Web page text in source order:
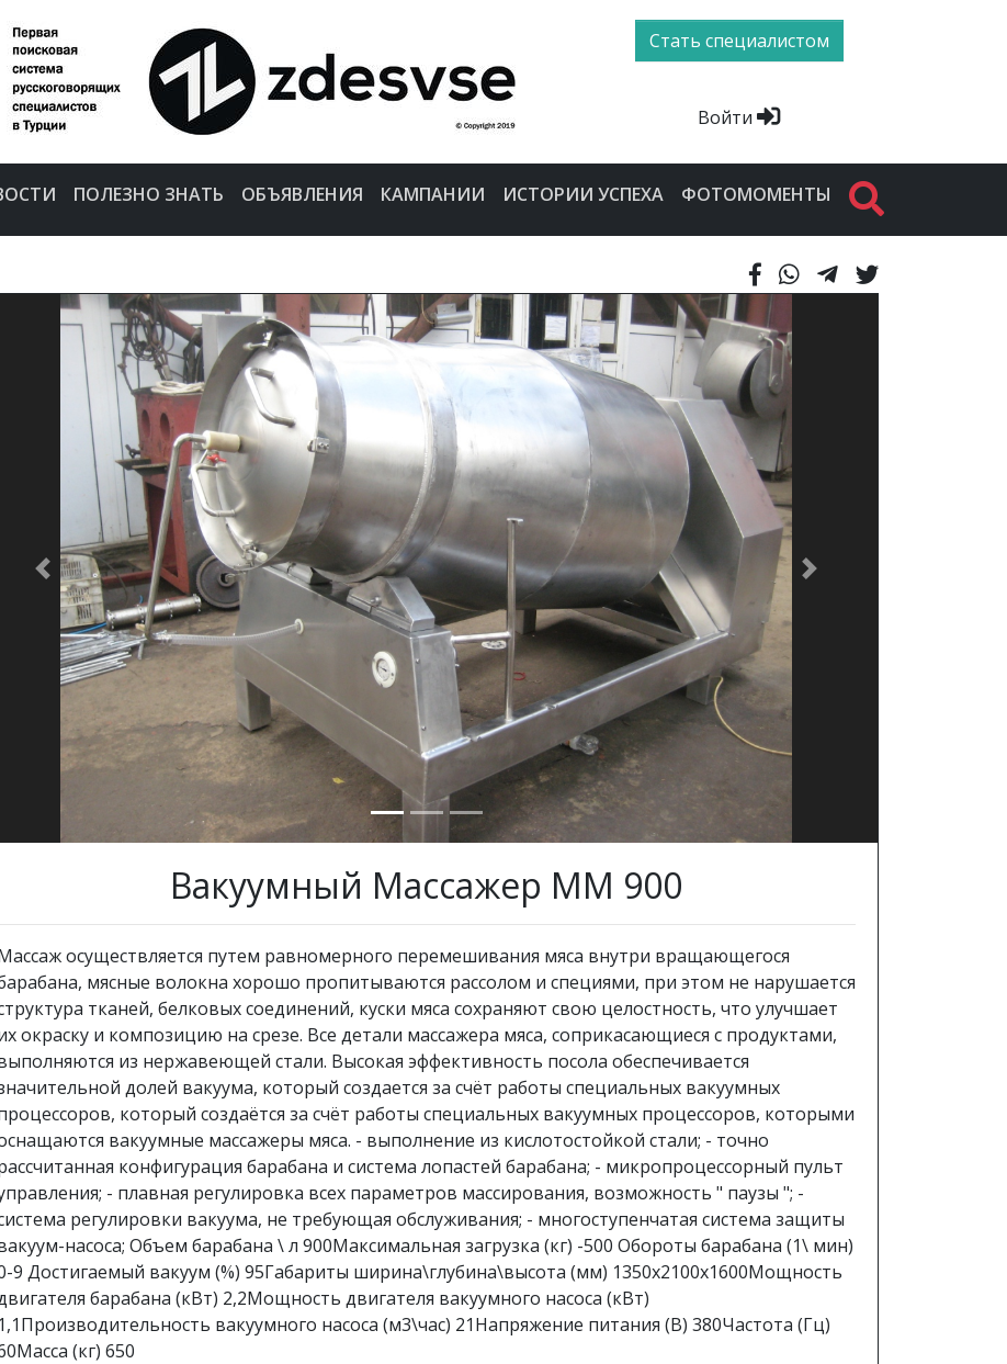
Стать специалистом
Войти
ПОЛЕЗНО ЗНАТЬ ОБЪЯВЛЕНИЯ КАМПАНИИ ИСТОРИИ УСПЕХА ФОТОМОМЕНТЫ
Previous Next
Вакуумный Массажер ММ 900
осуществляется путем равномерного перемешивания мяса внутри вращающегося
мясные волокна хорошо пропитываются рассолом и специями, при этом не нарушается
тканей, белковых соединений, куски мяса сохраняют свою целостность, что улучшает
окраску и композицию на срезе. Все детали массажера мяса, соприкасающиеся с продуктами,
из нержавеющей стали. Высокая эффективность посола обеспечивается
долей вакуума, который создается за счёт работы специальных вакуумных
который создаётся за счёт работы специальных вакуумных процессоров, которыми
вакуумные массажеры мяса. - выполнение из кислотостойкой стали; - точно
конфигурация барабана и система лопастей барабана; - микропроцессорный пульт
- плавная регулировка всех параметров массирования, возможность " паузы "; -
регулировки вакуума, не требующая обслуживания; - многоступенчатая система защиты
насоса; Объем барабана \ л 900Максимальная загрузка (кг) -500 Обороты барабана (1\ мин)
9 Достигаемый вакуум (%) 95Габариты ширина\глубина\высота (мм) 1350х2100х1600Мощность
барабана (кВт) 2,2Мощность двигателя вакуумного насоса (кВт)
1,1Производительность вакуумного насоса (м3\час) 21Напряжение питания (В) 380Частота (Гц)
(кг) 650